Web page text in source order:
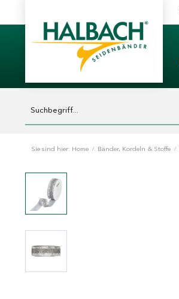
Sie sind hier: Home / Bänder, Kordeln & Stoffe /